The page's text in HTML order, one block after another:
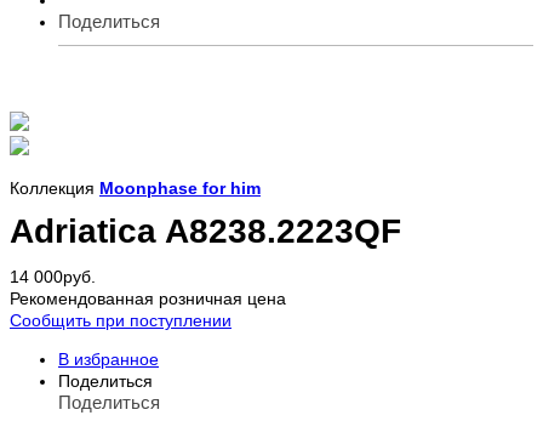
Поделиться
Коллекция Moonphase for him
Adriatica A8238.2223QF
14 000руб.
Рекомендованная розничная цена
Сообщить при поступлении
В избранное
Поделиться
Поделиться